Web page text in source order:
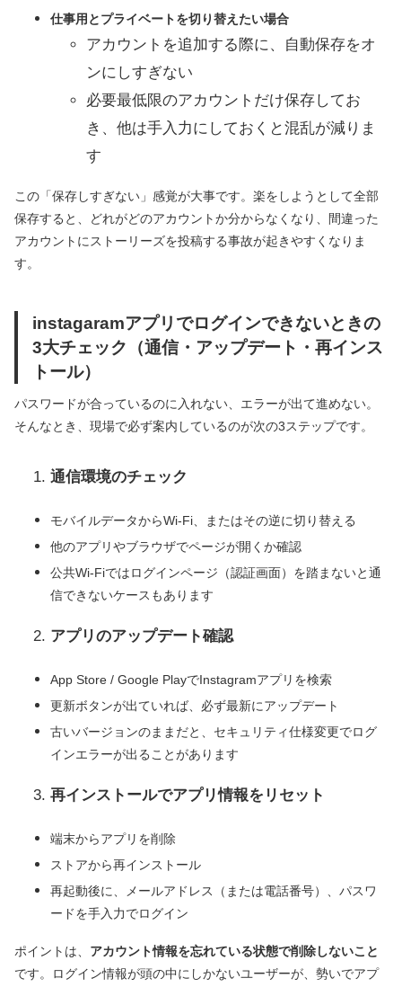
仕事用とプライベートを切り替えたい場合
アカウントを追加する際に、自動保存をオ
ンにしすぎない
必要最低限のアカウントだけ保存してお
き、他は手入力にしておくと混乱が減りま
す
この「保存しすぎない」感覚が大事です。楽をしようとして全部
保存すると、どれがどのアカウントか分からなくなり、間違った
アカウントにストーリーズを投稿する事故が起きやすくなりま
す。
instagaramアプリでログインできないときの
3大チェック（通信・アップデート・再インス
トール）
パスワードが合っているのに入れない、エラーが出て進めない。
そんなとき、現場で必ず案内しているのが次の3ステップです。
通信環境のチェック
モバイルデータからWi-Fi、またはその逆に切り替える
他のアプリやブラウザでページが開くか確認
公共Wi-Fiではログインページ（認証画面）を踏まないと通
信できないケースもあります
アプリのアップデート確認
App Store / Google PlayでInstagramアプリを検索
更新ボタンが出ていれば、必ず最新にアップデート
古いバージョンのままだと、セキュリティ仕様変更でログ
インエラーが出ることがあります
再インストールでアプリ情報をリセット
端末からアプリを削除
ストアから再インストール
再起動後に、メールアドレス（または電話番号）、パスワ
ードを手入力でログイン
ポイントは、 アカウント情報を忘れている状態で削除しないこと
です。ログイン情報が頭の中にしかないユーザーが、勢いでアプ